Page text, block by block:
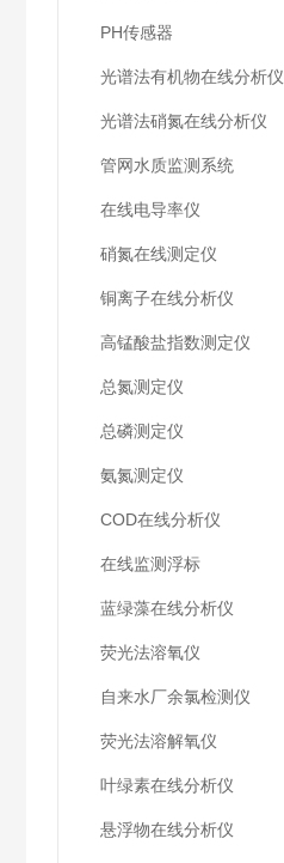
PH传感器
光谱法有机物在线分析仪
光谱法硝氮在线分析仪
管网水质监测系统
在线电导率仪
硝氮在线测定仪
铜离子在线分析仪
高锰酸盐指数测定仪
总氮测定仪
总磷测定仪
氨氮测定仪
COD在线分析仪
在线监测浮标
蓝绿藻在线分析仪
荧光法溶氧仪
自来水厂余氯检测仪
荧光法溶解氧仪
叶绿素在线分析仪
悬浮物在线分析仪